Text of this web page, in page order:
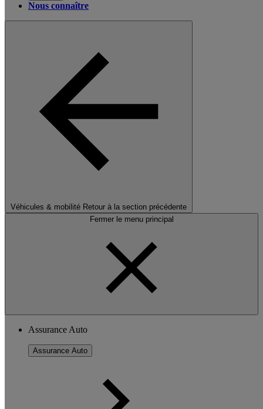
Nous connaître
Véhicules & mobilité Retour à la section précédente
Fermer le menu principal
Assurance Auto
Assurance Auto